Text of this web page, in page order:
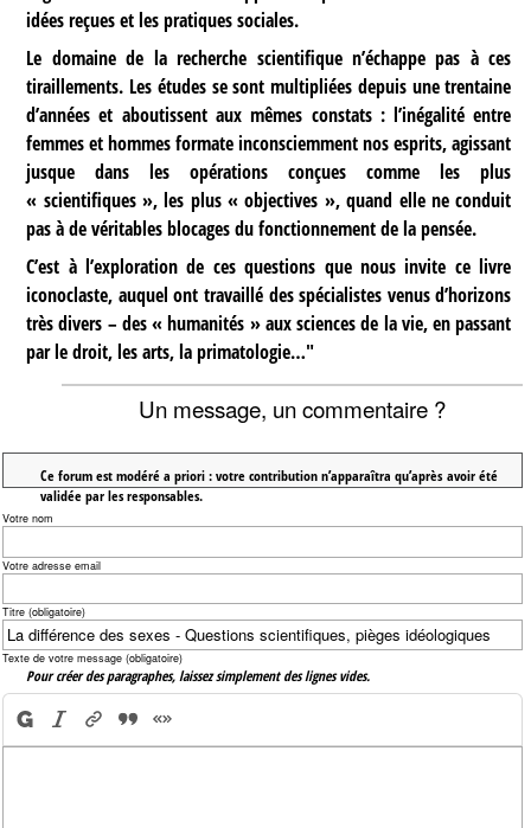
idées reçues et les pratiques sociales.
Le domaine de la recherche scientifique n’échappe pas à ces
tiraillements. Les études se sont multipliées depuis une trentaine
d’années et aboutissent aux mêmes constats : l’inégalité entre
femmes et hommes formate inconsciemment nos esprits, agissant
jusque dans les opérations conçues comme les plus
« scientifiques », les plus « objectives », quand elle ne conduit
pas à de véritables blocages du fonctionnement de la pensée.
C’est à l’exploration de ces questions que nous invite ce livre
iconoclaste, auquel ont travaillé des spécialistes venus d’horizons
très divers – des « humanités » aux sciences de la vie, en passant
par le droit, les arts, la primatologie…"
Un message, un commentaire ?
Ce forum est modéré a priori : votre contribution n’apparaîtra qu’après avoir été
validée par les responsables.
Votre nom
Votre adresse email
Titre (obligatoire)
Texte de votre message (obligatoire)
Pour créer des paragraphes, laissez simplement des lignes vides.